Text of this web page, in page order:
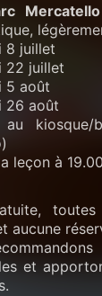
Mercatello
8 juillet
22 juillet
5 août
26 août
leçon à 19.00
aucune
et